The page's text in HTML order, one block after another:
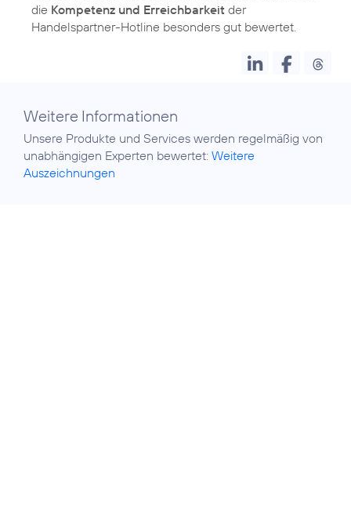
die Kompetenz und Erreichbarkeit der
Handelspartner-Hotline besonders gut bewertet.
Weitere Informationen
Unsere Produkte und Services werden regelmäßig von
unabhängigen Experten bewertet: Weitere
Auszeichnungen